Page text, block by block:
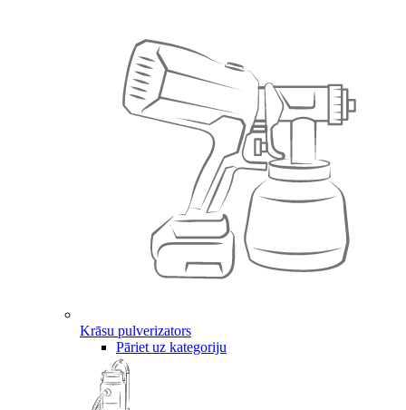
Krāsu pulverizators
Pāriet uz kategoriju